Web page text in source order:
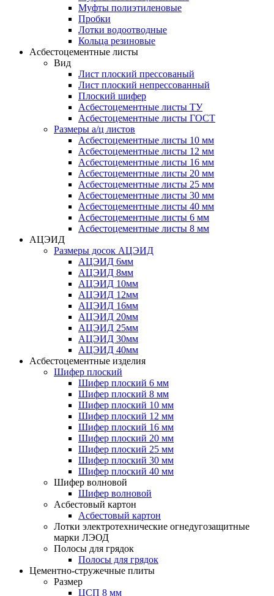
Муфты полиэтиленовые
Пробки
Лотки водоотводные
Кольца резиновые
Асбестоцементные листы
Вид
Лист плоский прессованый
Лист плоский непрессованный
Плоский шифер
Асбестоцементные листы ТУ
Асбестоцементные листы ГОСТ
Размеры а/ц листов
Асбестоцементные листы 10 мм
Асбестоцементные листы 12 мм
Асбестоцементные листы 16 мм
Асбестоцементные листы 20 мм
Асбестоцементные листы 25 мм
Асбестоцементные листы 30 мм
Асбестоцементные листы 40 мм
Асбестоцементные листы 6 мм
Асбестоцементные листы 8 мм
АЦЭИД
Размеры досок АЦЭИД
АЦЭИД 6мм
АЦЭИД 8мм
АЦЭИД 10мм
АЦЭИД 12мм
АЦЭИД 16мм
АЦЭИД 20мм
АЦЭИД 25мм
АЦЭИД 30мм
АЦЭИД 40мм
Асбестоцементные изделия
Шифер плоский
Шифер плоский 6 мм
Шифер плоский 8 мм
Шифер плоский 10 мм
Шифер плоский 12 мм
Шифер плоский 16 мм
Шифер плоский 20 мм
Шифер плоский 25 мм
Шифер плоский 30 мм
Шифер плоский 40 мм
Шифер волновой
Шифер волновой
Асбестовый картон
Асбестовый картон
Лотки электротехнические огнедугозащитные
марки ЛЭОД
Полосы для грядок
Полосы для грядок
Цементно-стружечные плиты
Размер
ЦСП 8 мм